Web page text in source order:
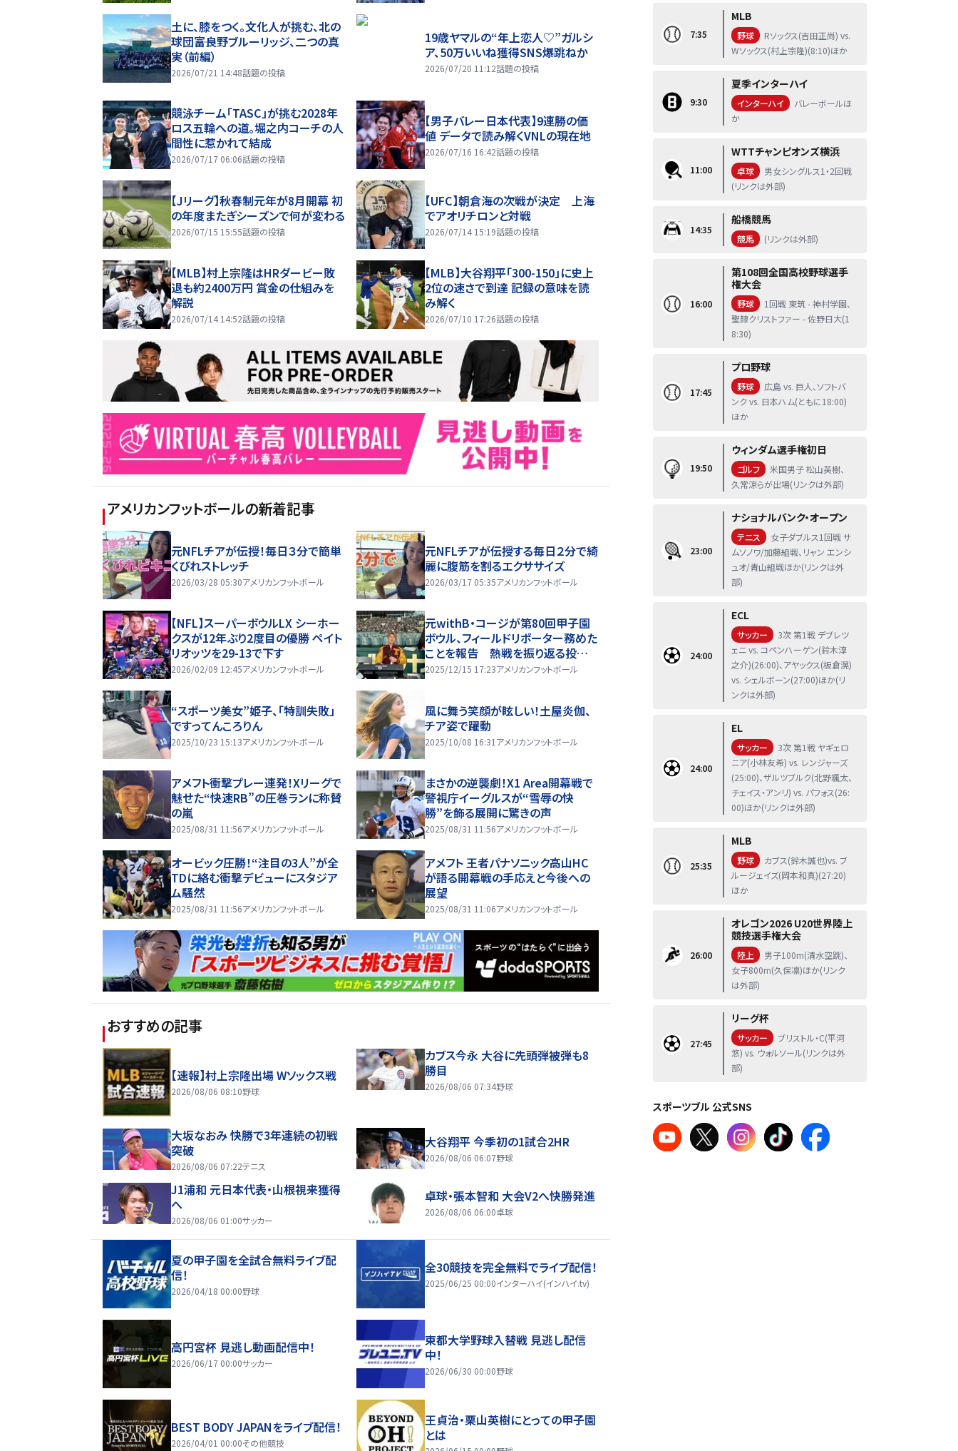
土に、膝をつく。文化人が挑む、北の
球団――富良野ブルーリッジ、二つの真
実（前編）
2026/07/21 14:48話題の投稿
19歳ヤマルの“年上恋人♡”ガルシ
ア、50万いいね獲得SNS爆跳ねか
2026/07/20 11:12話題の投稿
競泳チーム「TASC」が挑む2028年
ロス五輪への道。堀之内コーチの人
間性に惹かれて結成
2026/07/17 06:06話題の投稿
【男子バレー日本代表】9連勝の価
値 データで読み解くVNLの現在地
2026/07/16 16:42話題の投稿
【Jリーグ】秋春制元年が8月開幕 初
の年度またぎシーズンで何が変わる
2026/07/15 15:55話題の投稿
【UFC】朝倉海の次戦が決定 上海
でアオリチロンと対戦
2026/07/14 15:19話題の投稿
【MLB】村上宗隆はHRダービー敗
退も約2400万円 賞金の仕組みを
解説
2026/07/14 14:52話題の投稿
【MLB】大谷翔平「300-150」に史上
2位の速さで到達 記録の意味を読
み解く
2026/07/10 17:26話題の投稿
アメリカンフットボールの新着記事
元NFLチアが伝授！毎日３分で簡単
くびれストレッチ
2026/03/28 05:30アメリカンフットボール
元NFLチアが伝授する毎日２分で綺
麗に腹筋を割るエクササイズ
2026/03/17 05:35アメリカンフットボール
【NFL】スーパーボウルLX シーホー
クスが12年ぶり2度目の優勝 ペイト
リオッツを29-13で下す
2026/02/09 12:45アメリカンフットボール
元withB・コージが第80回甲子園
ボウル、フィールドリポーター務めた
ことを報告 熱戦を振り返る投稿に
反響
2025/12/15 17:23アメリカンフットボール
“スポーツ美女”姫子、「特訓失敗」
ですってんころりん
2025/10/23 15:13アメリカンフットボール
風に舞う笑顔が眩しい！土屋炎伽、
チア姿で躍動
2025/10/08 16:31 アメリカンフットボール
アメフト衝撃プレー連発！Xリーグで
魅せた“快速RB”の圧巻ランに称賛
の嵐
2025/08/31 11:56アメリカンフットボール
まさかの逆襲劇！X1 Area開幕戦で
警視庁イーグルスが“雪辱の快
勝”を飾る展開に驚きの声
2025/08/31 11:56アメリカンフットボール
オービック圧勝！“注目の3人”が全
TDに絡む衝撃デビューにスタジア
ム騒然
2025/08/31 11:56アメリカンフットボール
アメフト 王者パナソニック高山HC
が語る開幕戦の手応えと今後への
展望
2025/08/31 11:06アメリカンフットボール
おすすめの記事
【速報】村上宗隆出場 Wソックス戦
2026/08/06 08:10野球
カブス今永 大谷に先頭弾被弾も8
勝目
2026/08/06 07:34野球
大坂なおみ 快勝で3年連続の初戦
突破
2026/08/06 07:22テニス
大谷翔平 今季初の1試合2HR
2026/08/06 06:07野球
J1浦和 元日本代表・山根視来獲得
へ
2026/08/06 01:00サッカー
卓球・張本智和 大会V2へ快勝発進
2026/08/06 06:00卓球
夏の甲子園を全試合無料ライブ配
信！
2026/04/18 00:00野球
全30競技を完全無料でライブ配信！
2025/06/25 00:00インターハイ(インハイ.tv)
高円宮杯 見逃し動画配信中！
2026/06/17 00:00サッカー
東都大学野球入替戦 見逃し配信
中！
2026/06/30 00:00野球
BEST BODY JAPANをライブ配信！
2026/04/01 00:00その他競技
王貞治・栗山英樹にとっての甲子園
とは
7:35
MLB
野球
Rソックス(吉田正尚) vs.
Wソックス(村上宗隆)(8:10)ほか
9:30
夏季インターハイ
インターハイ
バレーボールほ
か
11:00
WTTチャンピオンズ横浜
卓球
男女シングルス1・2回戦
(リンクは外部)
14:35
船橋競馬
競馬 (リンクは外部)
16:00
第108回全国高校野球選手
権大会
野球
1回戦 東筑 - 神村学園、
聖隷クリストファー - 佐野日大(1
8:30)
17:45
プロ野球
野球
広島 vs. 巨人、ソフトバ
ンク vs. 日本ハム(ともに18:00)
ほか
19:50
ウィンダム選手権初日
ゴルフ
米国男子 松山英樹、
久常涼らが出場(リンクは外部)
23:00
ナショナルバンク・オープン
テニス
女子ダブルス1回戦 サ
ムソノワ/加藤組戦、リャン エンシ
ュオ/青山組戦ほか(リンクは外
部)
24:00
ECL
サッカー
3次 第1戦 デブレツ
ェニ vs. コペンハーゲン(鈴木淳
之介)(26:00)、アヤックス(板倉滉)
vs. シェルボーン(27:00)ほか(リ
ンクは外部)
24:00
EL
サッカー
3次 第1戦 ヤギェロ
ニア(小林友希) vs. レンジャーズ
(25:00)、ザルツブルク(北野颯太、
チェイス・アンリ) vs. パフォス(26:
00)ほか(リンクは外部)
25:35
MLB
野球
カブス(鈴木誠也)vs. ブ
ルージェイズ(岡本和真)(27:20)
ほか
26:00
オレゴン2026 U20世界陸上
競技選手権大会
陸上
男子100m(清水空跳)、
女子800m(久保凛)ほか(リンク
は外部)
27:45
リーグ杯
サッカー
ブリストル・C(平河
悠) vs. ウォルソール(リンクは外
部)
スポーツブル 公式SNS